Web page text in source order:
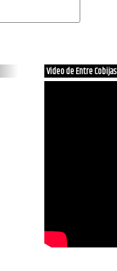
Video de Entre Cobijas